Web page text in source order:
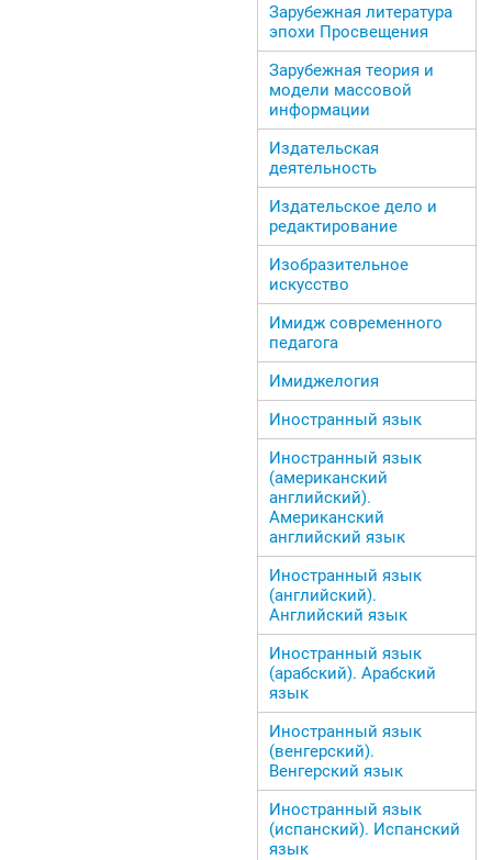
Зарубежная литература
эпохи Просвещения
Зарубежная теория и
модели массовой
информации
Издательская
деятельность
Издательское дело и
редактирование
Изобразительное
искусство
Имидж современного
педагога
Имиджелогия
Иностранный язык
Иностранный язык
(американский
английский).
Американский
английский язык
Иностранный язык
(английский).
Английский язык
Иностранный язык
(арабский). Арабский
язык
Иностранный язык
(венгерский).
Венгерский язык
Иностранный язык
(испанский). Испанский
язык